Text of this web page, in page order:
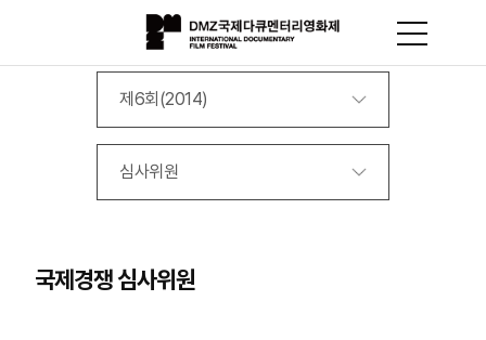
제6회(2014)
심사위원
국제경쟁 심사위원